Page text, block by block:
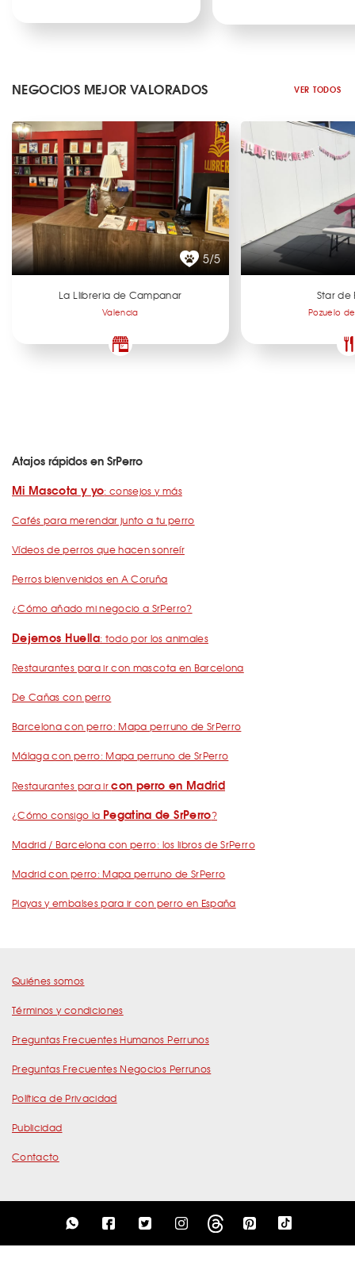
NEGOCIOS MEJOR VALORADOS VER TODOS
5/5
La Llibreria de Campanar
Valencia
Star de
Pozuelo
Atajos rápidos en SrPerro
Mi Mascota y yo: consejos y más
Cafés para merendar junto a tu perro
Vídeos de perros que hacen sonreír
Perros bienvenidos en A Coruña
¿Cómo añado mi negocio a SrPerro?
Dejemos Huella: todo por los animales
Restaurantes para ir con mascota en Barcelona
De Cañas con perro
Barcelona con perro: Mapa perruno de SrPerro
Málaga con perro: Mapa perruno de SrPerro
Restaurantes para ircon perro en Madrid
¿Cómo consigo la Pegatina de SrPerro?
Madrid / Barcelona con perro: los libros de SrPerro
Madrid con perro: Mapa perruno de SrPerro
Playas y embalses para ir con perro en España
Quiénes somos
Términos y condiciones
Preguntas Frecuentes Humanos Perrunos
Preguntas Frecuentes Negocios Perrunos
Política de Privacidad
Publicidad
Contacto